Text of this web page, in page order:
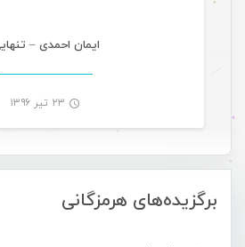
برگزیده‌های هرمزگانی
ایمان احمدی –
۲۳ تیر ۱۳۹۶